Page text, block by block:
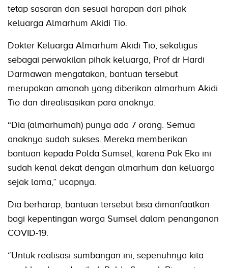
tetap sasaran dan sesuai harapan dari pihak
keluarga Almarhum Akidi Tio.
Dokter Keluarga Almarhum Akidi Tio, sekaligus
sebagai perwakilan pihak keluarga, Prof dr Hardi
Darmawan mengatakan, bantuan tersebut
merupakan amanah yang diberikan almarhum Akidi
Tio dan direalisasikan para anaknya.
“Dia (almarhumah) punya ada 7 orang. Semua
anaknya sudah sukses. Mereka memberikan
bantuan kepada Polda Sumsel, karena Pak Eko ini
sudah kenal dekat dengan almarhum dan keluarga
sejak lama,” ucapnya.
Dia berharap, bantuan tersebut bisa dimanfaatkan
bagi kepentingan warga Sumsel dalam penanganan
COVID-19.
“Untuk realisasi sumbangan ini, sepenuhnya kita